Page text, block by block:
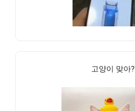
고양이 맞아?